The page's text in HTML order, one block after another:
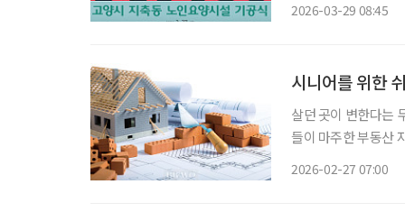
2026-03-29 08:45
시니어를 위한
살던 곳이 변한다는
들이 마주한 부동산
2026-02-27 07:00